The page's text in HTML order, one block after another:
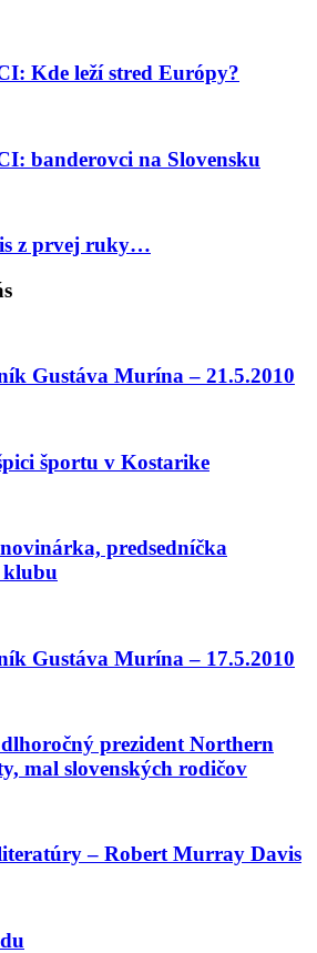
Kde leží stred Európy?
banderovci na Slovensku
z prvej ruky…
Gustáva Murína – 21.5.2010
športu v Kostarike
predsedníčka
klubu
Gustáva Murína – 17.5.2010
prezident Northern
mal slovenských rodičov
– Robert Murray Davis